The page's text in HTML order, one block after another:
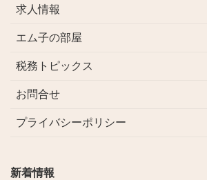
求人情報
エム子の部屋
税務トピックス
お問合せ
プライバシーポリシー
新着情報